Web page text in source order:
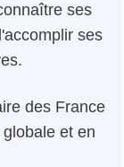
ses
ses
des France
et en